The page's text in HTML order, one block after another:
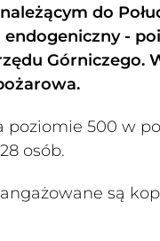
do
endogeniczny -
Górniczego.
poziomie 500 w
osób.
są